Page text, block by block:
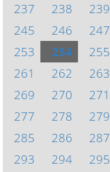
237
238 239
245
246 247
253
254 255
261
262 263
269
270 271
277
278 279
285
286 287
293
294 295